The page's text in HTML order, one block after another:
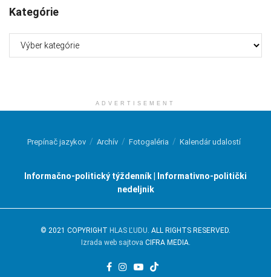
Kategórie
ADVERTISEMENT
Prepínač jazykov Archív Fotogaléria Kalendár udalostí
Informačno-politický týždenník | Informativno-politički
nedeljnik
© 2021 COPYRIGHT HLAS ĽUDU . ALL RIGHTS RESERVED.
Izrada web sajtova CIFRA MEDIA.